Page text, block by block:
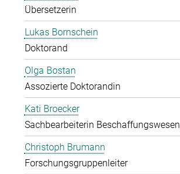
Übersetzerin
Lukas Bornschein
Doktorand
Olga Bostan
Assozierte Doktorandin
Kati Broecker
Sachbearbeiterin Beschaffungswesen
Christoph Brumann
Forschungsgruppenleiter